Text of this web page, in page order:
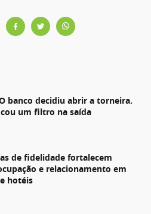
banco decidiu abrir a torneira.
um filtro na saída
de fidelidade fortalecem
e relacionamento em
hotéis